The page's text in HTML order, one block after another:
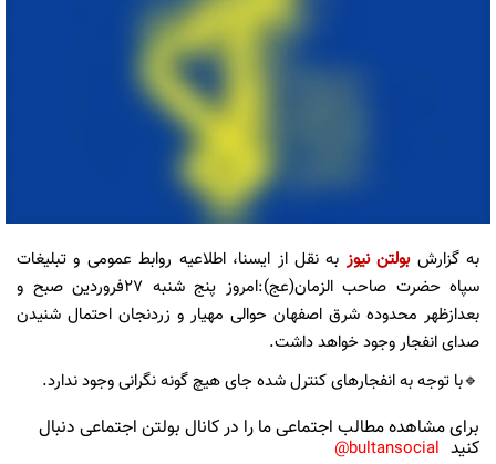
به گزارشبولتن نیوز به نقل از ایسنا، اطلاعیه روابط عمومی و تبلیغات
سپاه حضرت صاحب الزمان(عج):امروز پنج شنبه ۲۷فروردین صبح و
بعدازظهر محدوده شرق اصفهان حوالی مهیار و زردنجان احتمال شنیدن
صدای انفجار وجود خواهد داشت.
🔹با توجه به انفجارهای کنترل شده جای هیچ گونه نگرانی وجود ندارد.
برای مشاهده مطالب اجتماعی ما را در کانال بولتن اجتماعی دنبال
کنید bultansocial@